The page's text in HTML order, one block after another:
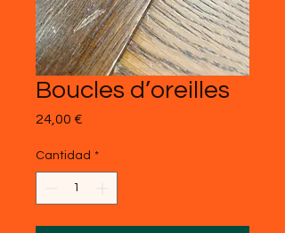
Boucles d’oreilles
24,00 €
Cantidad *